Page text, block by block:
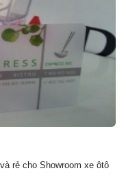
rẻ cho Showroom xe ôtô